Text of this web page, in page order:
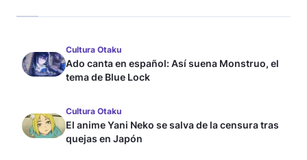
Cultura Otaku
Ado canta en español: Así suena Monstruo, el
tema de Blue Lock
Cultura Otaku
El anime Yani Neko se salva de la censura tras
quejas en Japón